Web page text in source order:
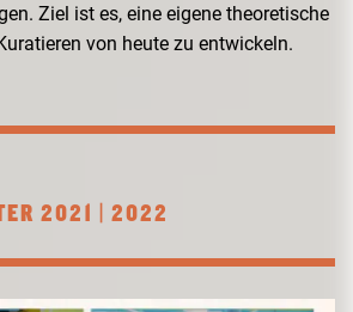
Ziel ist es, eine eigene theoretische
von heute zu entwickeln.
2021 | 2022